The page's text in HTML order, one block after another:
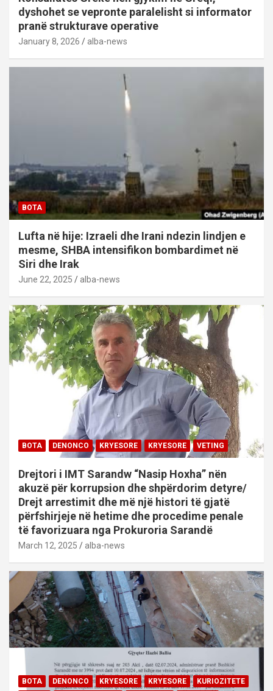
dyshohet se vepronte paralelisht si informator
pranë strukturave operative
January 8, 2026 alba-news
BOTA
Lufta në hije: Izraeli dhe Irani ndezin lindjen e
mesme, SHBA intensifikon bombardimet në
Siri dhe Irak
June 22, 2025 alba-news
BOTA DENONCO KRYESORE KRYESORE VETING
Drejtori i IMT Sarandw “Nasip Hoxha” nën
akuzë për korrupsion dhe shpërdorim detyre/
Drejt arrestimit dhe më një histori të gjatë
përfshirjeje në hetime dhe procedime penale
të favorizuara nga Prokuroria Sarandë
March 12, 2025 alba-news
BOTA DENONCO KRYESORE KRYESORE
KURIOZITETE